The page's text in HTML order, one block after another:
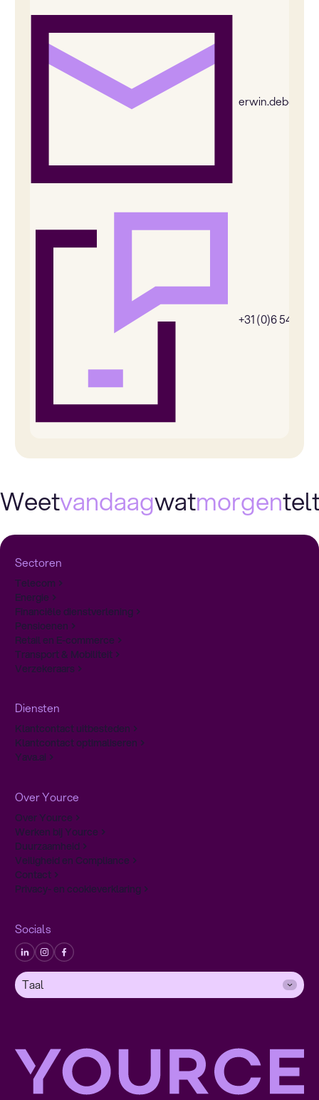
+31 (0)6
Weetvandaagwatmorgen
Sectoren
Telecom
Energie
Financiële dienstverlening
Pensioenen
Retail en E-commerce
Transport & Mobiliteit
Verzekeraars
Diensten
Klantcontact uitbesteden
Klantcontact optimaliseren
Yava.ai
Over Yource
Over Yource
Werken bij Yource
Duurzaamheid
Veiligheid en Compliance
Contact
Privacy- en cookieverklaring
Socials
Taal